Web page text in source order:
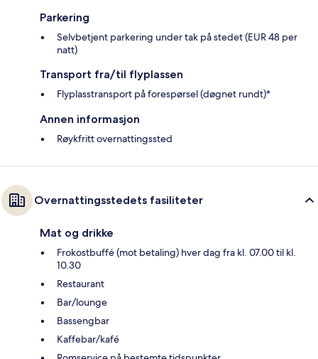
Parkering
Selvbetjent parkering under tak på stedet (EUR 48 per
natt)
Transport fra/til flyplassen
Flyplasstransport på forespørsel (døgnet rundt)*
Annen informasjon
Røykfritt overnattingssted
Overnattingsstedets fasiliteter
Mat og drikke
Frokostbuffé (mot betaling) hver dag fra kl. 07.00 til kl.
10.30
Restaurant
Bar/lounge
Bassengbar
Kaffebar/kafé